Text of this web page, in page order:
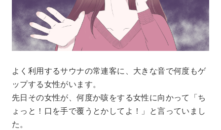
よく利用するサウナの常連客に、大きな音で何度もゲ
ップする女性がいます。
先日その女性が、何度か咳をする女性に向かって「ち
ょっと！口を手で覆うとかしてよ！」と言っていまし
た。